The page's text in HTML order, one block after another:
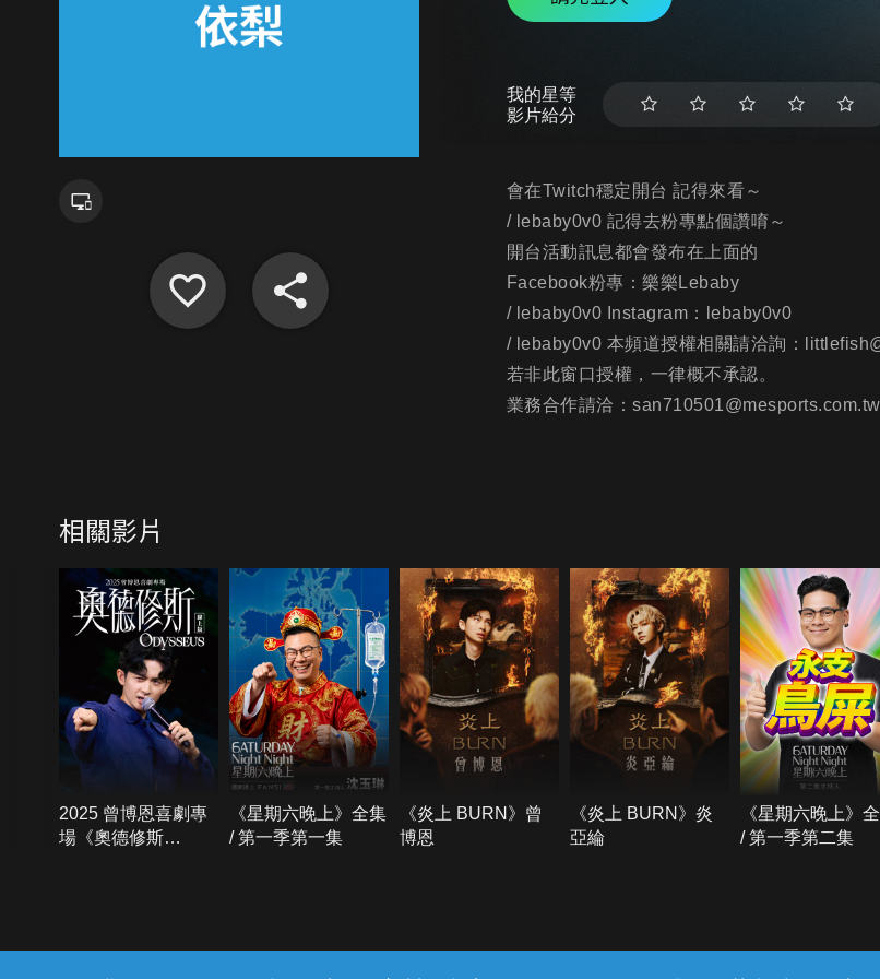
我的星等
影片給分
會在Twitch穩定開台 記得來看～
/ lebaby0v0 記得去粉專點個讚唷～
開台活動訊息都會發布在上面的
Facebook粉專：樂樂Lebaby
/ lebaby0v0 Instagram：lebaby0v0
/ lebaby0v0 本頻道授權相關請洽詢：
若非此窗口授權，一律概不承認。
業務合作請洽：san710501@mesports.com.tw
相關影片
2025 曾博恩喜劇專
場《奧德修斯
《星期六晚上》全集
/ 第一季第一集
《炎上 BURN》曾
博恩
《炎上 BURN》炎
亞綸
《星期六晚上》
/ 第一季第二集
線上客服 服務條款 隱私權保護